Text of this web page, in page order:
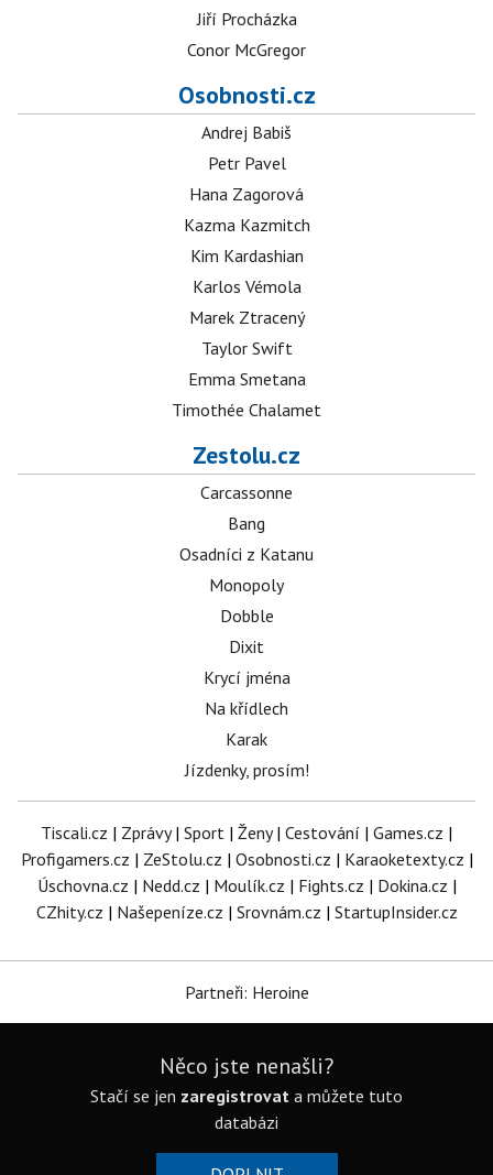
Jiří Procházka
Conor McGregor
Osobnosti.cz
Andrej Babiš
Petr Pavel
Hana Zagorová
Kazma Kazmitch
Kim Kardashian
Karlos Vémola
Marek Ztracený
Taylor Swift
Emma Smetana
Timothée Chalamet
Zestolu.cz
Carcassonne
Bang
Osadníci z Katanu
Monopoly
Dobble
Dixit
Krycí jména
Na křídlech
Karak
Jízdenky, prosím!
Tiscali.cz | Zprávy| Sport | Ženy| Cestování | Games.cz |
Profigamers.cz | ZeStolu.cz | Osobnosti.cz | Karaoketexty.cz |
Úschovna.cz | Nedd.cz | Moulík.cz | Fights.cz | Dokina.cz |
CZhity.cz | Našepeníze.cz | Srovnám.cz | StartupInsider.cz
Partneři: Heroine
Něco jste nenašli?
Stačí se jen zaregistrovat a můžete tuto
databázi